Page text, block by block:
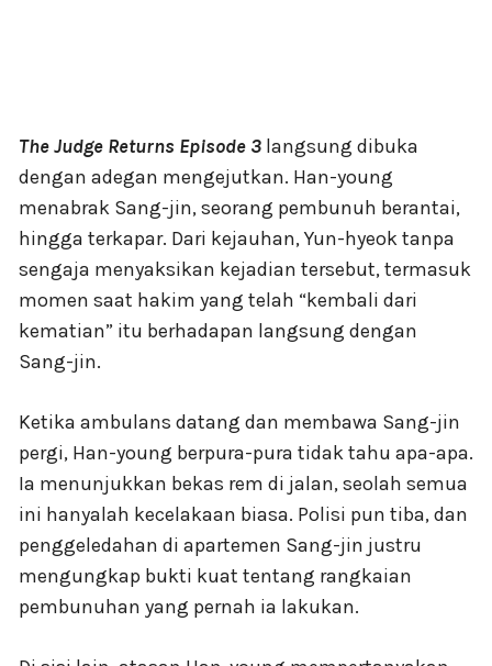
The Judge Returns Episode 3 langsung dibuka
dengan adegan mengejutkan. Han-young
menabrak Sang-jin, seorang pembunuh berantai,
hingga terkapar. Dari kejauhan, Yun-hyeok tanpa
sengaja menyaksikan kejadian tersebut, termasuk
momen saat hakim yang telah “kembali dari
kematian” itu berhadapan langsung dengan
Sang-jin.
Ketika ambulans datang dan membawa Sang-jin
pergi, Han-young berpura-pura tidak tahu apa-apa.
Ia menunjukkan bekas rem di jalan, seolah semua
ini hanyalah kecelakaan biasa. Polisi pun tiba, dan
penggeledahan di apartemen Sang-jin justru
mengungkap bukti kuat tentang rangkaian
pembunuhan yang pernah ia lakukan.